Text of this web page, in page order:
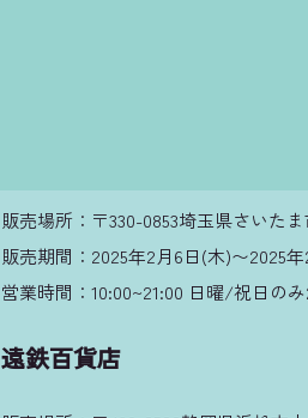
販売場所：〒330-0853埼玉県さいた
販売期間：2025年2月6日(木)〜2025
営業時間：10:00~21:00 日曜/祝日の
遠鉄百貨店